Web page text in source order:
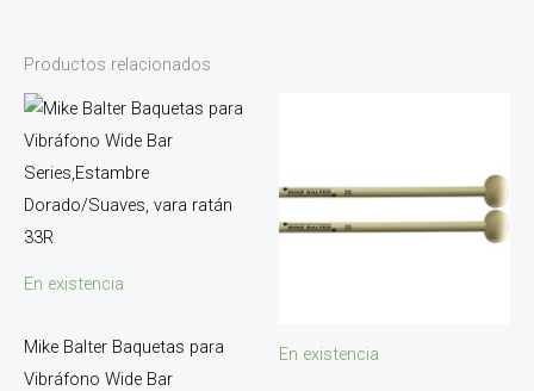
Productos relacionados
En existencia
Mike Balter Baquetas para
Vibráfono Wide Bar
En existencia